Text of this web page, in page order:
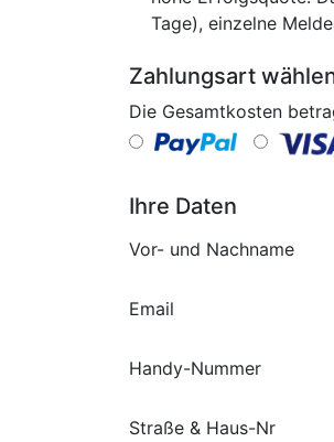
Tage), einzelne
Zahlungsart
Die Gesamtkosten
Ihre Daten
Vor- und Nachname
Email
Handy-Nummer
Straße & Haus-Nr